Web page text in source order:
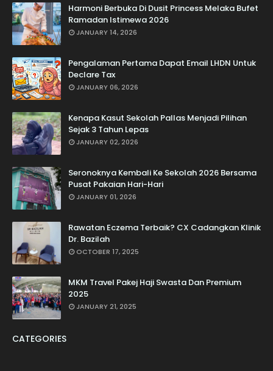
Harmoni Berbuka Di Dusit Princess Melaka Bufet
Ramadan Istimewa 2026
JANUARY 14, 2026
Pengalaman Pertama Dapat Email LHDN Untuk
Declare Tax
JANUARY 06, 2026
Kenapa Kasut Sekolah Pallas Menjadi Pilihan
Sejak 3 Tahun Lepas
JANUARY 02, 2026
Seronoknya Kembali Ke Sekolah 2026 Bersama
Pusat Pakaian Hari-Hari
JANUARY 01, 2026
Rawatan Eczema Terbaik? CX Cadangkan Klinik
Dr. Bazilah
OCTOBER 17, 2025
MKM Travel Pakej Haji Swasta Dan Premium
2025
JANUARY 21, 2025
CATEGORIES